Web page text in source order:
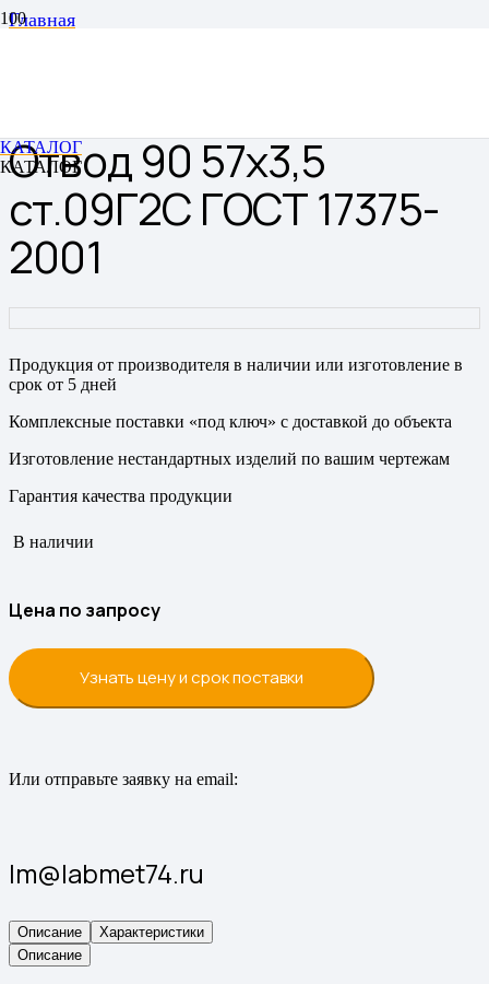
КАТАЛОГ
КАТАЛОГ
Главная
Отвод 90 57х3,5
ст.09Г2С ГОСТ 17375-
2001
Продукция от производителя в наличии или изготовление в
срок от 5 дней
Комплексные поставки «под ключ» с доставкой до объекта
Изготовление нестандартных изделий по вашим чертежам
Гарантия качества продукции
В наличии
Цена по запросу
Узнать цену и срок поставки
Или отправьте заявку на email:
lm@labmet74.ru
Описание
Характеристики
Описание